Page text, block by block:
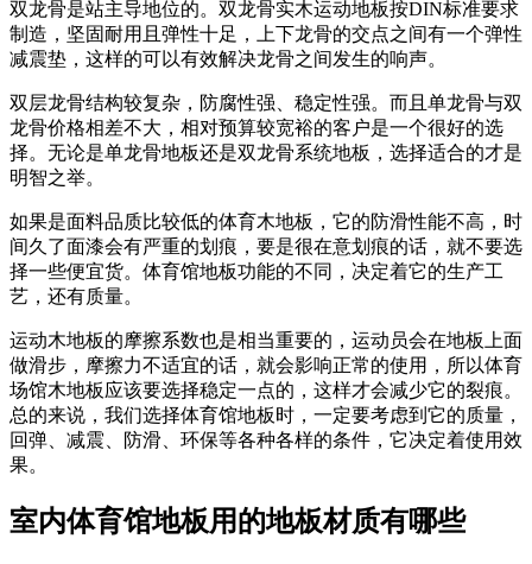
双龙骨是站主导地位的。双龙骨实木运动地板按DIN标准要求
制造，坚固耐用且弹性十足，上下龙骨的交点之间有一个弹性
减震垫，这样的可以有效解决龙骨之间发生的响声。
双层龙骨结构较复杂，防腐性强、稳定性强。而且单龙骨与双
龙骨价格相差不大，相对预算较宽裕的客户是一个很好的选
择。无论是单龙骨地板还是双龙骨系统地板，选择适合的才是
明智之举。
如果是面料品质比较低的体育木地板，它的防滑性能不高，时
间久了面漆会有严重的划痕，要是很在意划痕的话，就不要选
择一些便宜货。体育馆地板功能的不同，决定着它的生产工
艺，还有质量。
运动木地板的摩擦系数也是相当重要的，运动员会在地板上面
做滑步，摩擦力不适宜的话，就会影响正常的使用，所以体育
场馆木地板应该要选择稳定一点的，这样才会减少它的裂痕。
总的来说，我们选择体育馆地板时，一定要考虑到它的质量，
回弹、减震、防滑、环保等各种各样的条件，它决定着使用效
果。
室内体育馆地板用的地板材质有哪些